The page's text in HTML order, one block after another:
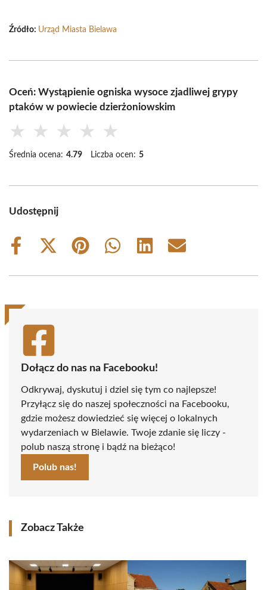
Źródło: Urząd Miasta Bielawa
Oceń: Wystąpienie ogniska wysoce zjadliwej grypy
ptaków w powiecie dzierżoniowskim
★ ★ ★ ★ ★
Średnia ocena: 4.79 Liczba ocen: 5
Udostępnij
Share
Share
(Twitter)
Share
Share
Share
Share
Dołącz do nas na Facebooku!
Odkrywaj, dyskutuj i dziel się tym co najlepsze!
Przyłącz się do naszej społeczności na Facebooku,
gdzie możesz dowiedzieć się więcej o lokalnych
wydarzeniach w Bielawie. Twoje zdanie się liczy -
polub naszą stronę i bądź na bieżąco!
Polub nas!
Zobacz Także